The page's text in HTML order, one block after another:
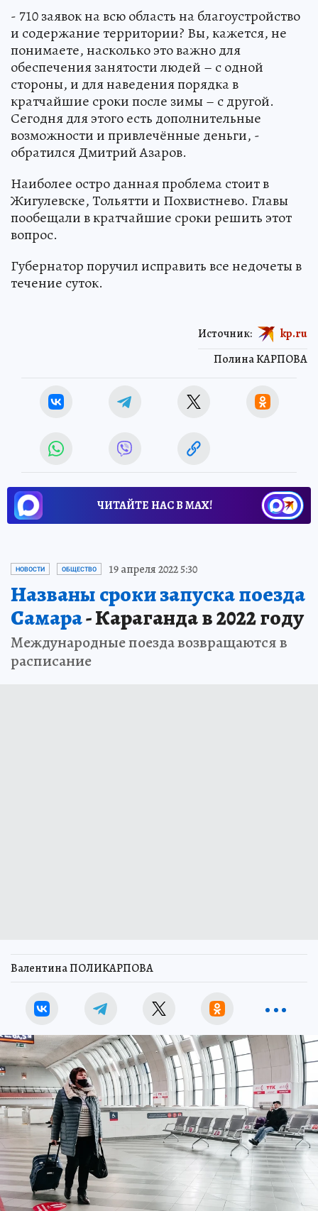
- 710 заявок на всю область на благоустройство
и содержание территории? Вы, кажется, не
понимаете, насколько это важно для
обеспечения занятости людей – с одной
стороны, и для наведения порядка в
кратчайшие сроки после зимы – с другой.
Сегодня для этого есть дополнительные
возможности и привлечённые деньги, -
обратился Дмитрий Азаров.
Наиболее остро данная проблема стоит в
Жигулевске, Тольятти и Похвистнево. Главы
пообещали в кратчайшие сроки решить этот
вопрос.
Губернатор поручил исправить все недочеты в
течение суток.
Полина КАРПОВА
Источник: kp.ru
ЧИТАЙТЕ НАС В МАХ!
НОВОСТИ ОБЩЕСТВО 19 апреля 2022 5:30
Названы сроки запуска поезда
Самара- Караганда в 2022 году
Международные поезда возвращаются в
расписание
Валентина ПОЛИКАРПОВА